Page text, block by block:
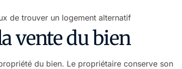
de trouver un logement alternatif
vente du bien
du bien. Le propriétaire conserve son